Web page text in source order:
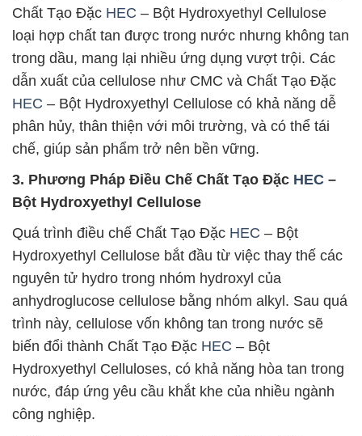
Chất Tạo Đặc HEC – Bột Hydroxyethyl Cellulose
loại hợp chất tan được trong nước nhưng không tan
trong dầu, mang lại nhiều ứng dụng vượt trội. Các
dẫn xuất của cellulose như CMC và Chất Tạo Đặc
HEC – Bột Hydroxyethyl Cellulose có khả năng dễ
phân hủy, thân thiện với môi trường, và có thể tái
chế, giúp sản phẩm trở nên bền vững.
3. Phương Pháp Điều Chế Chất Tạo Đặc HEC –
Bột Hydroxyethyl Cellulose
Quá trình điều chế Chất Tạo Đặc HEC – Bột
Hydroxyethyl Cellulose bắt đầu từ việc thay thế các
nguyên tử hydro trong nhóm hydroxyl của
anhydroglucose cellulose bằng nhóm alkyl. Sau quá
trình này, cellulose vốn không tan trong nước sẽ
biến đổi thành Chất Tạo Đặc HEC – Bột
Hydroxyethyl Celluloses, có khả năng hòa tan trong
nước, đáp ứng yêu cầu khắt khe của nhiều ngành
công nghiệp.